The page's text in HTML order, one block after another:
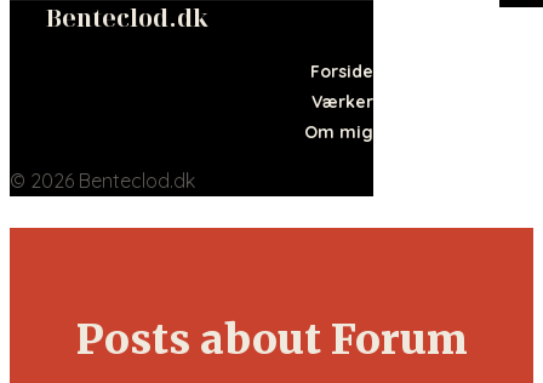
Benteclod.dk
Forside
Værker
Om mig
© 2026 Benteclod.dk
Posts about Forum